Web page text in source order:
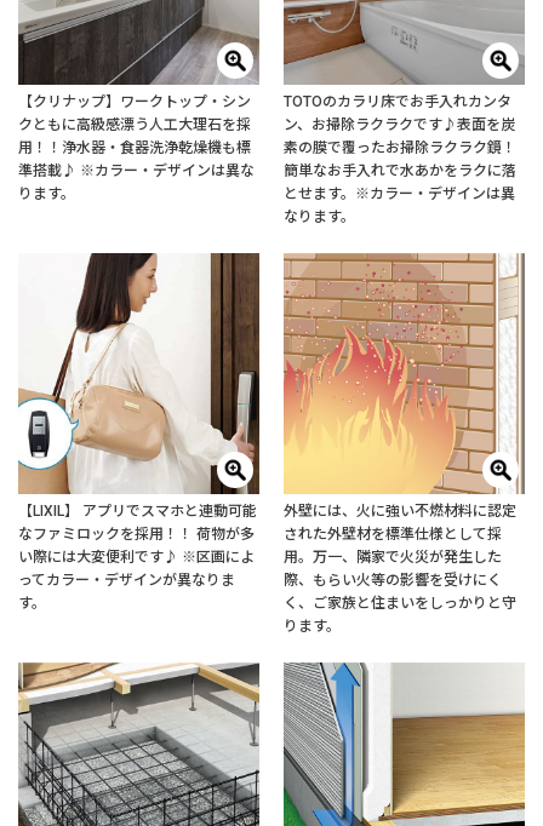
【クリナップ】ワークトップ・シン
クともに高級感漂う人工大理石を採
用！！浄水器・食器洗浄乾燥機も標
準搭載♪ ※カラー・デザインは異な
ります。
TOTOのカラリ床でお手入れカンタ
ン、お掃除ラクラクです♪表面を炭
素の膜で覆ったお掃除ラクラク鏡！
簡単なお手入れで水あかをラクに落
とせます。※カラー・デザインは異
なります。
【LIXIL】 アプリでスマホと連動可能
なファミロックを採用！！ 荷物が多
い際には大変便利です♪ ※区画によ
ってカラー・デザインが異なりま
す。
外壁には、火に強い不燃材料に認定
された外壁材を標準仕様として採
用。万一、隣家で火災が発生した
際、もらい火等の影響を受けにく
く、ご家族と住まいをしっかりと守
ります。